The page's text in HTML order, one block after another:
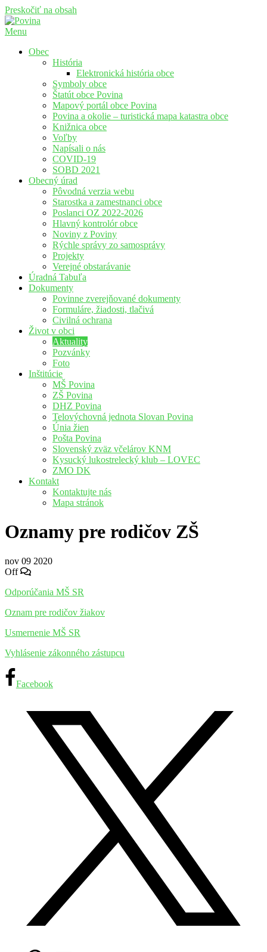
Preskočiť na obsah
Menu
Obec
História
Elektronická história obce
Symboly obce
Štatút obce Povina
Mapový portál obce Povina
Povina a okolie – turistická mapa katastra obce
Knižnica obce
Voľby
Napísali o nás
COVID-19
SOBD 2021
Obecný úrad
Pôvodná verzia webu
Starostka a zamestnanci obce
Poslanci OZ 2022-2026
Hlavný kontrolór obce
Noviny z Poviny
Rýchle správy zo samosprávy
Projekty
Verejné obstarávanie
Úradná Tabuľa
Dokumenty
Povinne zverejňované dokumenty
Formuláre, žiadosti, tlačivá
Civilná ochrana
Život v obci
Aktuality
Pozvánky
Foto
Inštitúcie
MŠ Povina
ZŠ Povina
DHZ Povina
Telovýchovná jednota Slovan Povina
Únia žien
Pošta Povina
Slovenský zväz včelárov KNM
Kysucký lukostrelecký klub – LOVEC
ZMO DK
Kontakt
Kontaktujte nás
Mapa stránok
Oznamy pre rodičov ZŠ
nov 09 2020
Off
Odporúčania MŠ SR
Oznam pre rodičov žiakov
Usmernenie MŠ SR
Vyhlásenie zákonného zástupcu
Facebook